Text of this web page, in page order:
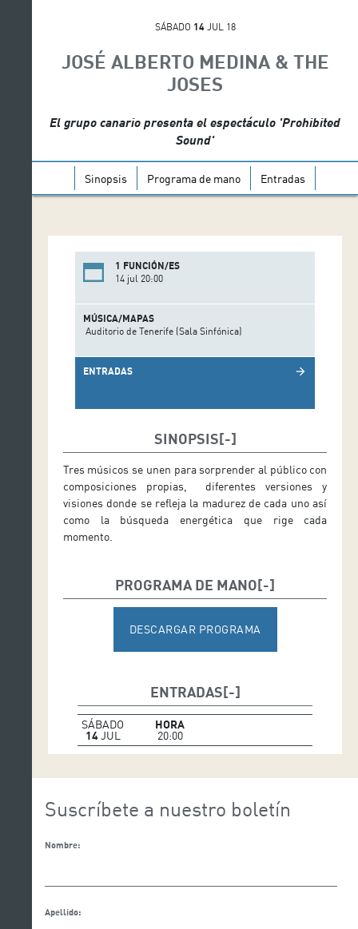
SÁBADO 14JUL 18
JOSÉ ALBERTO MEDINA & THE
JOSES
El grupo canario presenta el espectáculo 'Prohibited
Sound'
Sinopsis Programa de mano Entradas
1 FUNCIÓN/ES
14 jul 20:00
MÚSICA/MAPAS
Auditorio de Tenerife (Sala Sinfónica)
ENTRADAS arrow_forward
SINOPSIS
Tres músicos se unen para sorprender al público con
composiciones propias, diferentes versiones y
visiones donde se refleja la madurez de cada uno así
como la búsqueda energética que rige cada
momento.
PROGRAMA DE MANO
DESCARGAR PROGRAMA
ENTRADAS
SÁBADO
14JUL
HORA
20:00
Suscríbete a nuestro boletín
Nombre:
Apellido: